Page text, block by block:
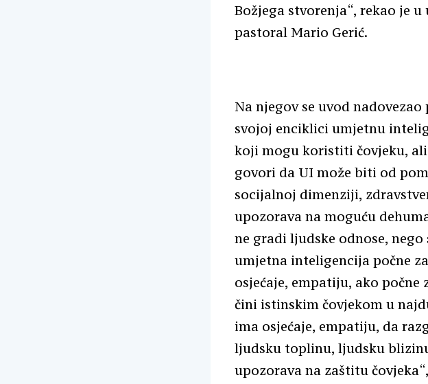
Božjega stvorenja“, rekao je
pastoral Mario Gerić.
Na njegov se uvod
svojoj enciklici umjetnu
koji mogu koristiti čovjeku,
govori da UI može biti od
socijalnoj dimenziji,
upozorava na moguću
ne gradi ljudske odnose,
umjetna inteligencija počne
osjećaje, empatiju, ako
čini istinskim čovjekom u
ima osjećaje, empatiju, da
ljudsku toplinu, ljudsku
upozorava na zaštitu